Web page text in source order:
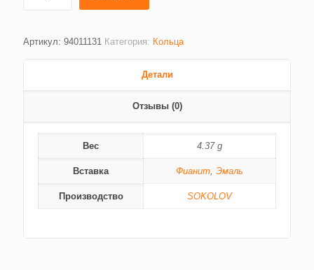
Артикул: 94011131 Категория: Кольца
Детали
Отзывы (0)
Вес 4.37 g
Вставка Фианит, Эмаль
Производство SOKOLOV